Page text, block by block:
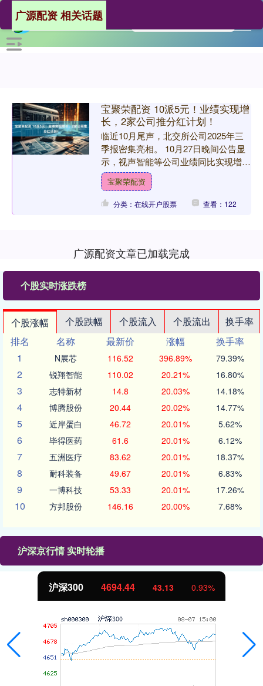
广源配资 相关话题
宝聚荣配资 10派5元！业绩实现增
长，2家公司推分红计划！
临近10月尾声，北交所公司2025年三
季报密集亮相。 10月27日晚间公告显
示，视声智能等公司业绩同比实现增
长。视声智能最新披露的财报显示，公
司前三季度实现营收....
宝聚荣配资
分类：在线开户股票 查看：122
广源配资文章已加载完成
个股实时涨跌榜
个股涨幅 个股跌幅 个股流入 个股流出
换手率
排名
名称 最新价 涨幅
换手率
1
N展芯 116.52 396.89% 79.39%
2 锐翔智能 110.02 20.21% 16.80%
3 志特新材 14.8 20.03% 14.18%
4 博腾股份 20.44 20.02% 14.77%
5 近岸蛋白 46.72 20.01% 5.62%
6 毕得医药 61.6 20.01% 6.12%
7 五洲医疗 83.62 20.01% 18.37%
8 耐科装备 49.67 20.01% 6.83%
9 一博科技 53.33 20.01% 17.26%
10 方邦股份 146.16 20.00% 7.68%
沪深京行情 实时轮播
沪深300 4694.44 43.13 0.93%